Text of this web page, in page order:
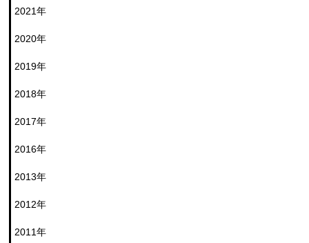
2021年
2020年
2019年
2018年
2017年
2016年
2013年
2012年
2011年